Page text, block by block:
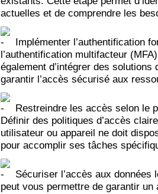
actuelles et de comprendre les
Implémenter l’authentification
l’authentification multifacteur
également d’intégrer des
garantir l’accès sécurisé aux
Restreindre les accès selon le
Définir des politiques d’accès
utilisateur ou appareil ne doit
pour accomplir ses tâches
Sécuriser l’accès aux données
peut vous permettre de garantir